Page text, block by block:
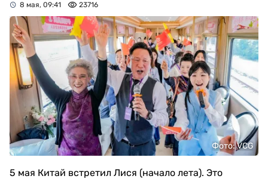
8 мая, 09:41 23716
Фото: VCG
5 мая Китай встретил Лися (начало лета). Это